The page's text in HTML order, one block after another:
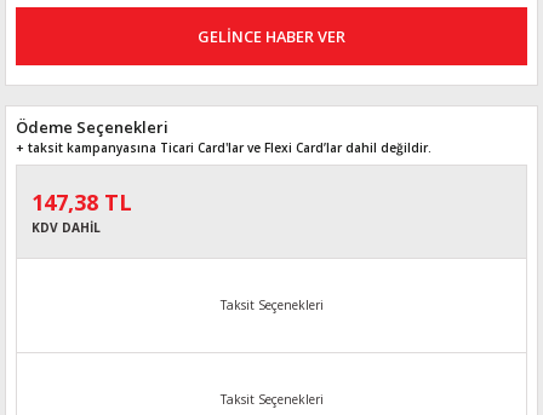
GELİNCE HABER VER
Ödeme Seçenekleri
+ taksit kampanyasına Ticari Card'lar ve Flexi Card’lar dahil değildir.
147,38 TL
KDV DAHİL
Taksit Seçenekleri
Taksit Seçenekleri